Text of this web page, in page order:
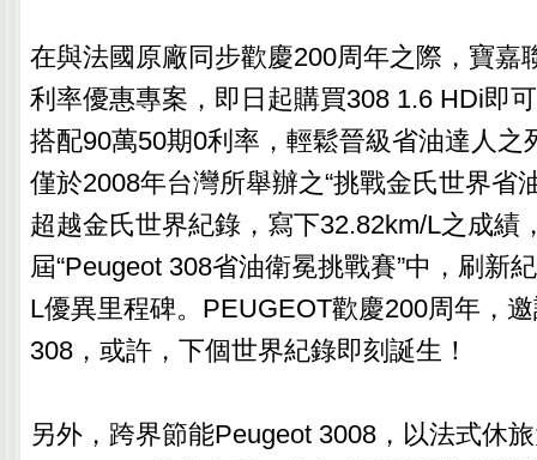
在與法國原廠同步歡慶200周年之際，寶嘉
利率優惠專案，即日起購買308 1.6 HDi即
搭配90萬50期0利率，輕鬆晉級省油達人之
僅於2008年台灣所舉辦之“挑戰金氏世界省
超越金氏世界紀錄，寫下32.82km/L之成績
屆“Peugeot 308省油衛冕挑戰賽”中，刷新
L優異里程碑。PEUGEOT歡慶200周年，
308，或許，下個世界紀錄即刻誕生！
另外，跨界節能Peugeot 3008，以法式休